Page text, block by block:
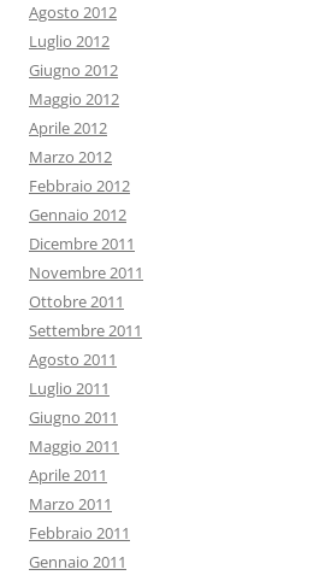
Agosto 2012
Luglio 2012
Giugno 2012
Maggio 2012
Aprile 2012
Marzo 2012
Febbraio 2012
Gennaio 2012
Dicembre 2011
Novembre 2011
Ottobre 2011
Settembre 2011
Agosto 2011
Luglio 2011
Giugno 2011
Maggio 2011
Aprile 2011
Marzo 2011
Febbraio 2011
Gennaio 2011